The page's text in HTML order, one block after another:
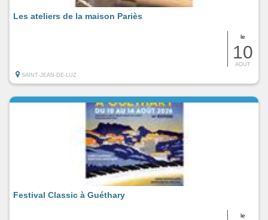
le
10
AOUT
Les ateliers de la maison Pariès
SAINT-JEAN-DE-LUZ
le
Festival Classic à Guéthary